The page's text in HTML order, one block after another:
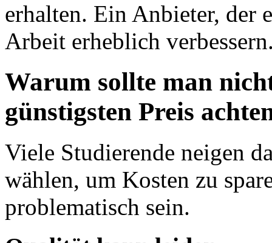
erhalten. Ein Anbieter, der
Arbeit erheblich
Warum sollte man
günstigsten Preis
Viele Studierende neigen
wählen, um Kosten zu
problematisch sein.